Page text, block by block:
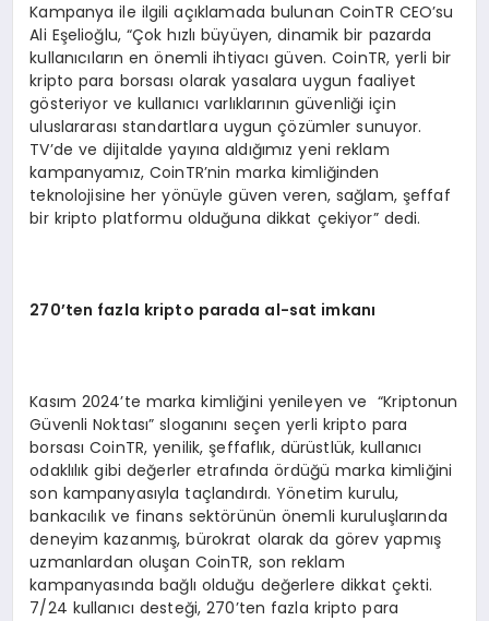
Kampanya ile ilgili açıklamada bulunan CoinTR CEO’su
Ali Eşelioğlu, “Çok hızlı büyüyen, dinamik bir pazarda
kullanıcıların en önemli ihtiyacı güven. CoinTR, yerli bir
kripto para borsası olarak yasalara uygun faaliyet
gösteriyor ve kullanıcı varlıklarının güvenliği için
uluslararası standartlara uygun çözümler sunuyor.
TV’de ve dijitalde yayına aldığımız yeni reklam
kampanyamız, CoinTR’nin marka kimliğinden
teknolojisine her yönüyle güven veren, sağlam, şeffaf
bir kripto platformu olduğuna dikkat çekiyor” dedi.
270’ten fazla kripto parada al-sat imkanı
Kasım 2024’te marka kimliğini yenileyen ve “Kriptonun
Güvenli Noktası” sloganını seçen yerli kripto para
borsası CoinTR, yenilik, şeffaflık, dürüstlük, kullanıcı
odaklılık gibi değerler etrafında ördüğü marka kimliğini
son kampanyasıyla taçlandırdı. Yönetim kurulu,
bankacılık ve finans sektörünün önemli kuruluşlarında
deneyim kazanmış, bürokrat olarak da görev yapmış
uzmanlardan oluşan CoinTR, son reklam
kampanyasında bağlı olduğu değerlere dikkat çekti.
7/24 kullanıcı desteği, 270’ten fazla kripto para